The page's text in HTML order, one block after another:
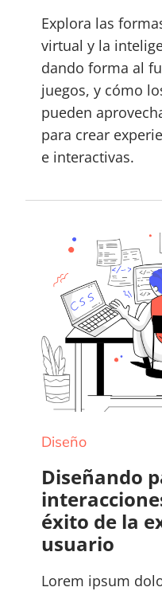
Explora las
virtual y la
dando forma al
juegos, y cómo
pueden
para crear
e interactivas.
Diseño
Diseñando
éxito de la
usuario
Lorem ipsum